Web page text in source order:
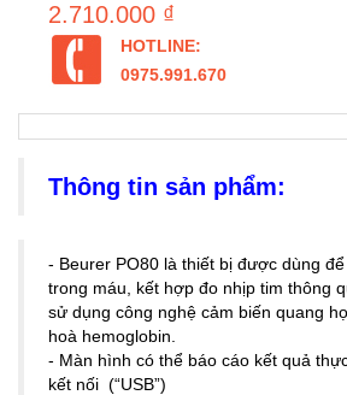
2.710.000 ₫
HOTLINE:
0975.991.670
Thông tin sản phẩm:
- Beurer PO80 là thiết bị được dùng
trong máu, kết hợp đo nhịp tim thông
sử dụng công nghệ cảm biến quang
hoà hemoglobin.
- Màn hình có thể báo cáo kết quả
kết nối (“USB”)